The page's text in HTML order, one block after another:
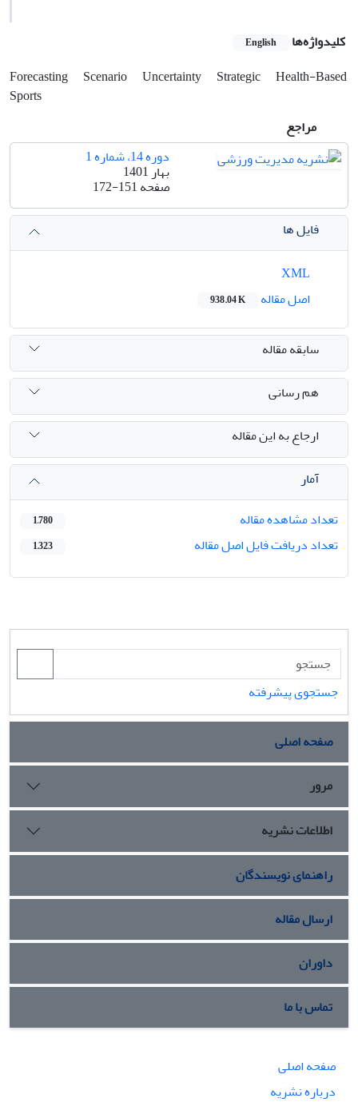
کلیدواژه‌ها English
Forecasting Scenario Uncertainty Strategic
Health-Based
Sports
مراجع
دوره 14، شماره 1
بهار 1401
صفحه172-151
فایل ها
اصل مقاله
938.04 K
سابقه مقاله
هم رسانی
ارجاع به این مقاله
آمار
تعداد مشاهده مقاله
1,780
تعداد دریافت فایل اصل مقاله 1,323
جستجوی پیشرفته
صفحه اصلی
مرور
اطلاعات نشریه
راهنمای نویسندگان
ارسال مقاله
داوران
تماس با ما
صفحه اصلی
درباره نشریه